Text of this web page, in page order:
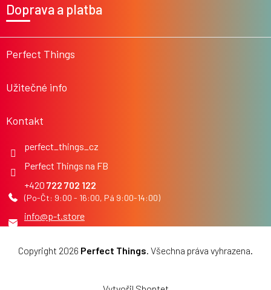
t
Perfect Things
Užitečné info
Kontakt
info@p-t.store
722 702 122
Perfect Things na FB
perfect_things_cz
Doprava a platba
Copyright 2026 Perfect Things. Všechna práva vyhrazena.